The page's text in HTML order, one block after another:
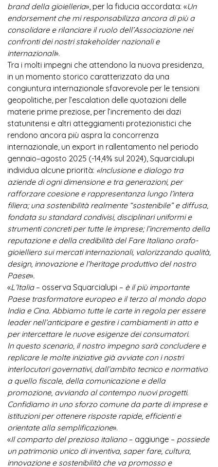
brand della gioielleria», per la fiducia accordata: «Un
endorsement che mi responsabilizza ancora di più a
consolidare e rilanciare il ruolo dell’Associazione nei
confronti dei nostri stakeholder nazionali e
internazionali».
Tra i molti impegni che attendono la nuova presidenza,
in un momento storico caratterizzato da una
congiuntura internazionale sfavorevole per le tensioni
geopolitiche, per l’escalation delle quotazioni delle
materie prime preziose, per l’incremento dei dazi
statunitensi e altri atteggiamenti protezionistici che
rendono ancora più aspra la concorrenza
internazionale, un export in rallentamento nel periodo
gennaio–agosto 2025 (-14,4% sul 2024), Squarcialupi
individua alcune priorità: «Inclusione e dialogo tra
aziende di ogni dimensione e tra generazioni, per
rafforzare coesione e rappresentanza lungo l’intera
filiera; una sostenibilità realmente “sostenibile” e diffusa,
fondata su standard condivisi, disciplinari uniformi e
strumenti concreti per tutte le imprese; l’incremento della
reputazione e della credibilità del Fare Italiano orafo-
gioielliero sui mercati internazionali, valorizzando qualità,
design, innovazione e l’heritage produttivo del nostro
Paese».
«L’Italia– osserva Squarcialupi – è il più importante
Paese trasformatore europeo e il terzo al mondo dopo
India e Cina. Abbiamo tutte le carte in regola per essere
leader nell’anticipare e gestire i cambiamenti in atto e
per intercettare le nuove esigenze dei consumatori.
In questo scenario, il nostro impegno sarà concludere e
replicare le molte iniziative già avviate con i nostri
interlocutori governativi, dall’ambito tecnico e normativo
a quello fiscale, della comunicazione e della
promozione, avviando al contempo nuovi progetti.
Confidiamo in uno sforzo comune da parte di imprese e
istituzioni per ottenere risposte rapide, efficienti e
orientate alla semplificazione».
«Il comparto del prezioso italiano – aggiunge – possiede
un patrimonio unico di inventiva, saper fare, cultura,
innovazione e sostenibilità che va promosso e